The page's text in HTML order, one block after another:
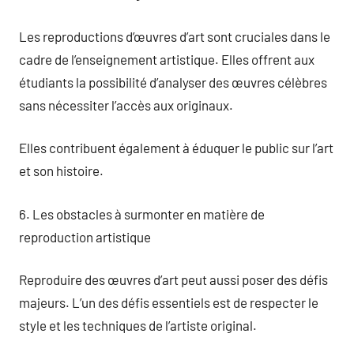
Les reproductions d’œuvres d’art sont cruciales dans le
cadre de l’enseignement artistique. Elles offrent aux
étudiants la possibilité d’analyser des œuvres célèbres
sans nécessiter l’accès aux originaux.
Elles contribuent également à éduquer le public sur l’art
et son histoire.
6. Les obstacles à surmonter en matière de
reproduction artistique
Reproduire des œuvres d’art peut aussi poser des défis
majeurs. L’un des défis essentiels est de respecter le
style et les techniques de l’artiste original.